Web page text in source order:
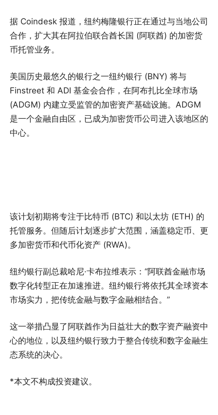
据 Coindesk 报道，纽约梅隆银行正在通过与当地公司
合作，扩大其在阿拉伯联合酋长国 (阿联酋) 的加密货
币托管业务。
美国历史最悠久的银行之一纽约银行 (BNY) 将与
Finstreet 和 ADI 基金会合作，在阿布扎比全球市场
(ADGM) 内建立受监管的加密资产基础设施。ADGM
是一个金融自由区，已成为加密货币公司进入该地区的
中心。
该计划初期将专注于比特币 (BTC) 和以太坊 (ETH) 的
托管服务。但随后计划逐步扩大范围，涵盖稳定币、更
多加密货币和代币化资产 (RWA)。
纽约银行副总裁哈尼·卡布拉维表示：“阿联酋金融市场
数字化转型正在加速推进。纽约银行将依托其全球资本
市场实力，把传统金融与数字金融相结合。”
这一举措凸显了阿联酋作为日益壮大的数字资产融资中
心的地位，以及纽约银行致力于整合传统和数字金融生
态系统的决心。
*本文不构成投资建议。